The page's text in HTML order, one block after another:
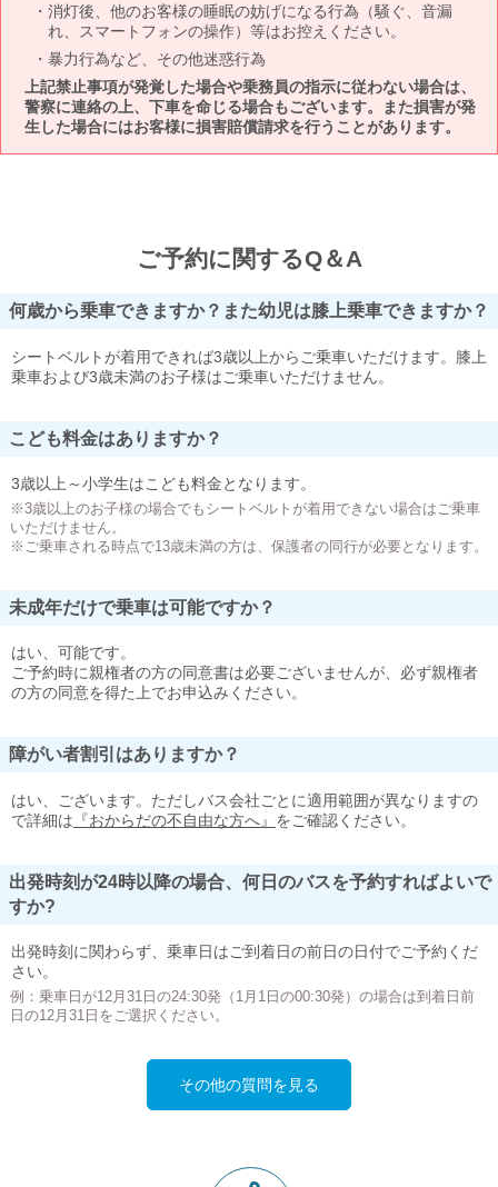
消灯後、他のお客様の睡眠の妨げになる行為（騒ぐ、音漏
れ、スマートフォンの操作）等はお控えください。
暴力行為など、その他迷惑行為
上記禁止事項が発覚した場合や乗務員の指示に従わない場合は、
警察に連絡の上、下車を命じる場合もございます。また損害が発
生した場合にはお客様に損害賠償請求を行うことがあります。
ご予約に関するQ＆A
何歳から乗車できますか？また幼児は膝上乗車できますか？
シートベルトが着用できれば3歳以上からご乗車いただけます。膝上
乗車および3歳未満のお子様はご乗車いただけません。
こども料金はありますか？
3歳以上～小学生はこども料金となります。
※3歳以上のお子様の場合でもシートベルトが着用できない場合はご乗車
いただけません。
※ご乗車される時点で13歳未満の方は、保護者の同行が必要となります。
未成年だけで乗車は可能ですか？
はい、可能です。
ご予約時に親権者の方の同意書は必要ございませんが、必ず親権者
の方の同意を得た上でお申込みください。
障がい者割引はありますか？
はい、ございます。ただしバス会社ごとに適用範囲が異なりますの
で詳細は 『おからだの不自由な方へ』 をご確認ください。
出発時刻が24時以降の場合、何日のバスを予約すればよいで
すか?
出発時刻に関わらず、乗車日はご到着日の前日の日付でご予約くだ
さい。
例：乗車日が12月31日の24:30発（1月1日の00:30発）の場合は到着日前
日の12月31日をご選択ください。
その他の質問を見る